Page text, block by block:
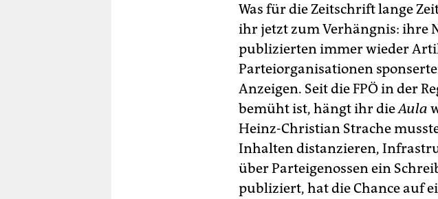
Was für die Zeitschrift lange
ihr jetzt zum Verhängnis: ihre
publizierten immer wieder
Parteiorganisationen
Anzeigen. Seit die FPÖ in der
bemüht ist, hängt ihr dieAula
Heinz-Christian Strache
Inhalten distanzieren,
über Parteigenossen ein
publiziert, hat die Chance auf